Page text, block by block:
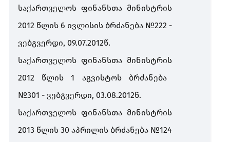
საქართველოს ფინანსთა მინისტრის
2012 წლის6 ივლისის ბრძანება№222 -
ვებგვერდი, 09.07.2012წ.
საქართველოს ფინანსთა მინისტრის
2012 წლის 1 აგვისტოს
ბრძანება
№301 - ვებგვერდი, 03.08.2012წ.
საქართველოს ფინანსთა მინისტრის
2013 წლის30 აპრილის ბრძანება№124